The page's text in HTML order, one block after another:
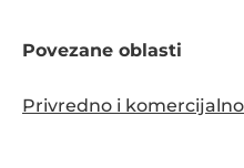
Povezane oblasti
Privredno i